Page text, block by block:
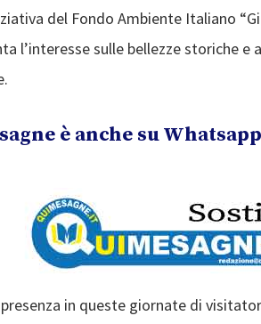
del Fondo Ambiente Italiano
l’interesse sulle bellezze storiche
è anche su
in queste giornate di